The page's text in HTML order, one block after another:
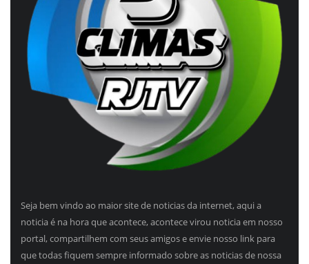
Seja bem vindo ao maior site de noticias da internet, aqui a
noticia é na hora que acontece, acontece virou noticia em nosso
portal, compartilhem com seus amigos e envie nosso link para
que todas fiquem sempre informado sobre as noticias de nossa